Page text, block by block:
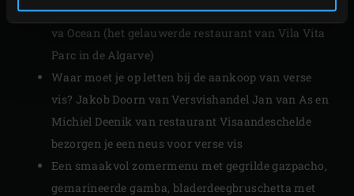
Creaties uit de zee van Hans Neuner, executive chef
va Ocean (het gelauwerde restaurant van Vila Vita
Parc in de Algarve)
Waar moet je op letten bij de aankoop van verse
vis? Jakob Doorn van Versvishandel Jan van As en
Michiel Deenik van restaurant Visaandeschelde
bezorgen je een neus voor verse vis
Een smaakvol zomermenu met gegrilde gazpacho,
gemarineerde gamba, bladerdeegbruschetta met